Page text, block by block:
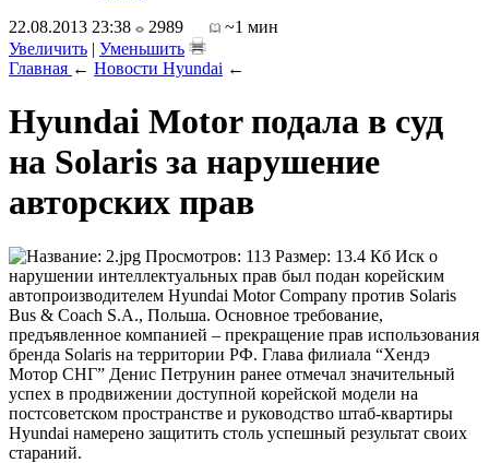
22.08.2013 23:38
2989
~1 мин
Увеличить | Уменьшить
Главная ← Новости Hyundai ←
Hyundai Motor подала в суд
на Solaris за нарушение
авторских прав
Иск о
нарушении интеллектуальных прав был подан корейским
автопроизводителем Hyundai Motor Company против Solaris
Bus & Coach S.A., Польша. Основное требование,
предъявленное компанией – прекращение прав использования
бренда Solaris на территории РФ. Глава филиала “Хендэ
Мотор СНГ” Денис Петрунин ранее отмечал значительный
успех в продвижении доступной корейской модели на
постсоветском пространстве и руководство штаб-квартиры
Hyundai намерено защитить столь успешный результат своих
стараний.